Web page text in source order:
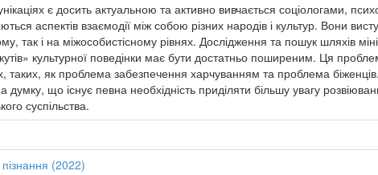
є досить актуальною та активно вивчається соціологами,
аспектів взаємодії між собою різних народів і культур. Вони
так і на міжособистісному рівнях. Дослідження та пошук шляхів
культурної поведінки має бути достатньо поширеним. Ця
таких, як проблема забезпечення харчуванням та проблема
що існує певна необхідність приділяти більшу увагу
суспільства.
(2022)